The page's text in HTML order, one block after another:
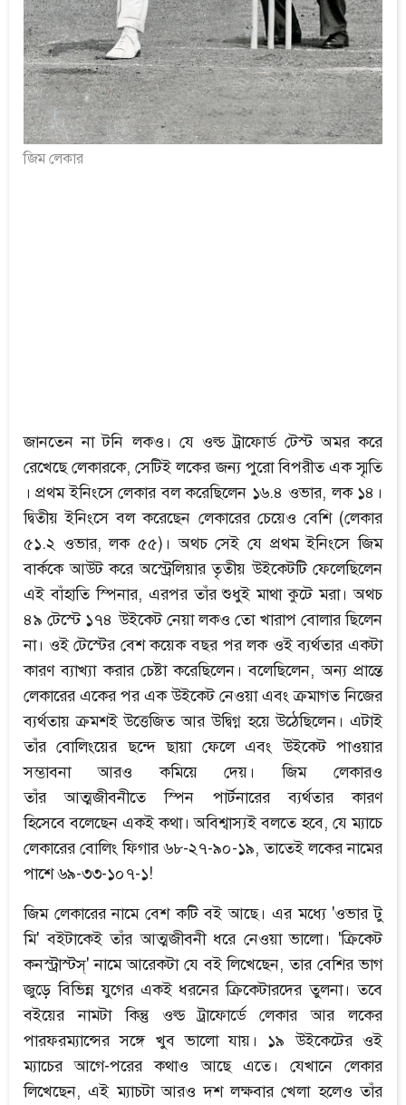
জিম লেকার
জানতেন না টনি লকও। যে ওল্ড ট্রাফোর্ড টেস্ট অমর করে
রেখেছে লেকারকে, সেটিই লকের জন্য পুরো বিপরীত এক স্মৃতি
। প্রথম ইনিংসে লেকার বল করেছিলেন ১৬.৪ ওভার, লক ১৪।
দ্বিতীয় ইনিংসে বল করেছেন লেকারের চেয়েও বেশি (লেকার
৫১.২ ওভার, লক ৫৫)। অথচ সেই যে প্রথম ইনিংসে জিম
বার্ককে আউট করে অস্ট্রেলিয়ার তৃতীয় উইকেটটি ফেলেছিলেন
এই বাঁহাতি স্পিনার, এরপর তাঁর শুধুই মাথা কুটে মরা। অথচ
৪৯ টেস্টে ১৭৪ উইকেট নেয়া লকও তো খারাপ বোলার ছিলেন
না। ওই টেস্টের বেশ কয়েক বছর পর লক ওই ব্যর্থতার একটা
কারণ ব্যাখ্যা করার চেষ্টা করেছিলেন। বলেছিলেন, অন্য প্রান্তে
লেকারের একের পর এক উইকেট নেওয়া এবং ক্রমাগত নিজের
ব্যর্থতায় ক্রমশই উত্তেজিত আর উদ্বিগ্ন হয়ে উঠেছিলেন। এটাই
তাঁর বোলিংয়ের ছন্দে ছায়া ফেলে এবং উইকেট পাওয়ার
সম্ভাবনা আরও কমিয়ে দেয়। জিম লেকারও
তাঁর আত্মজীবনীতে স্পিন পার্টনারের ব্যর্থতার কারণ
হিসেবে বলেছেন একই কথা। অবিশ্বাস্যই বলতে হবে, যে ম্যাচে
লেকারের বোলিং ফিগার ৬৮-২৭-৯০-১৯, তাতেই লকের নামের
পাশে ৬৯-৩৩-১০৭-১!
জিম লেকারের নামে বেশ কটি বই আছে। এর মধ্যে 'ওভার টু
মি' বইটাকেই তাঁর আত্মজীবনী ধরে নেওয়া ভালো। 'ক্রিকেট
কনস্ট্রাস্টস্' নামে আরেকটা যে বই লিখেছেন, তার বেশির ভাগ
জুড়ে বিভিন্ন যুগের একই ধরনের ক্রিকেটারদের তুলনা। তবে
বইয়ের নামটা কিন্তু ওল্ড ট্রাফোর্ডে লেকার আর লকের
পারফরম্যান্সের সঙ্গে খুব ভালো যায়। ১৯ উইকেটের ওই
ম্যাচের আগে-পরের কথাও আছে এতে। যেখানে লেকার
লিখেছেন, এই ম্যাচটা আরও দশ লক্ষবার খেলা হলেও তাঁর